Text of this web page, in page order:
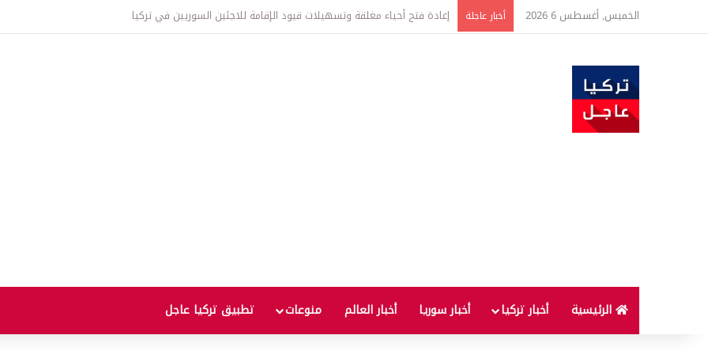
الخميس, أغسطس 6 2026 أخبار عاجلة
الرئيسية أخبار تركيا أخبار سوريا أخبار العالم منوعات تطبيق تركيا عاجل